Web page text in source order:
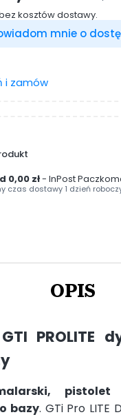
kosztów dostawy.
mnie o
i zamów
0,00 zł- InPost
czas dostawy 1 dzień
OPIS
PROLITE
, pistolet
bazy. GTi Pro LITE